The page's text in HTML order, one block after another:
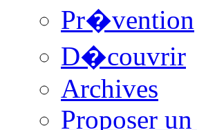
Pr�vention
D�couvrir
Archives
Proposer